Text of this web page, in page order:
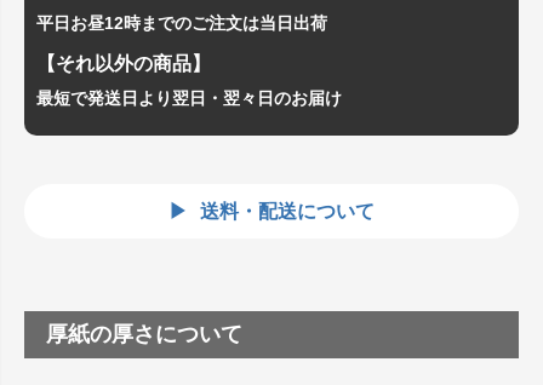
平日お昼12時までのご注文は当日出荷
【それ以外の商品】
最短で発送日より翌日・翌々日のお届け
送料・配送について
厚紙の厚さについて